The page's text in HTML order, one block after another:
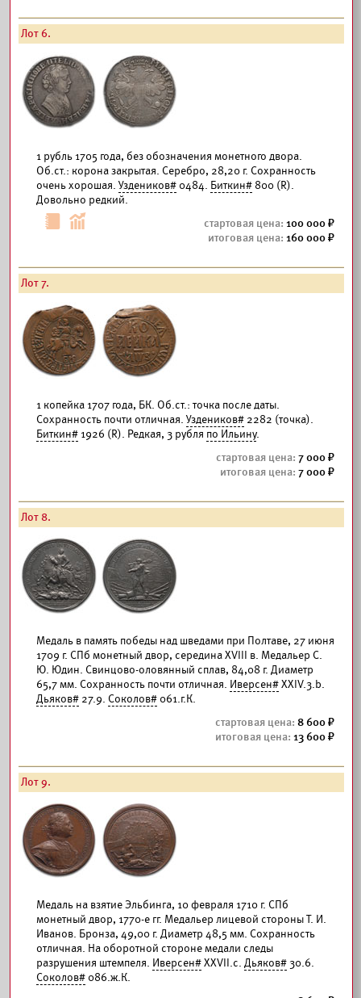
Лот 6.
1 рубль 1705 года, без обозначения монетного двора.
Об.ст.: корона закрытая. Серебро, 28,20 г. Сохранность
очень хорошая. Уздеников# 0484. Биткин# 800 (R).
Довольно редкий.
100 000
160 000
Лот 7.
1 копейка 1707 года, БК. Об.ст.: точка после даты.
Сохранность почти отличная. Уздеников# 2282 (точка).
Биткин# 1926 (R). Редкая, 3 рубля по Ильину.
7 000
7 000
Лот 8.
Медаль в память победы над шведами при Полтаве, 27 июня
1709 г. СПб монетный двор, середина XVIII в. Медальер С.
Ю. Юдин. Свинцово-оловянный сплав, 84,08 г. Диаметр
65,7 мм. Сохранность почти отличная. Иверсен#XXIV.3.b.
Дьяков# 27.9. Соколов# 061.г.К.
8 600
13 600
Лот 9.
Медаль на взятие Эльбинга, 10 февраля 1710 г. СПб
монетный двор, 1770-е гг. Медальер лицевой стороны Т. И.
Иванов. Бронза, 49,00 г. Диаметр 48,5 мм. Сохранность
отличная. На оборотной стороне медали следы
разрушения штемпеля. Иверсен#XXVII.c. Дьяков#30.6.
Соколов# 086.ж.К.